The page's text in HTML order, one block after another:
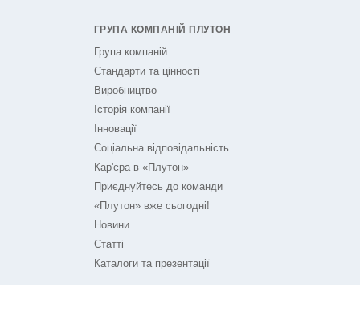
ГРУПА КОМПАНІЙ ПЛУТОН
Група компаній
Стандарти та цінності
Виробництво
Історія компанії
Інновації
Соціальна відповідальність
Кар'єра в «Плутон»
Приєднуйтесь до команди
«Плутон» вже сьогодні!
Новини
Статті
Каталоги та презентації